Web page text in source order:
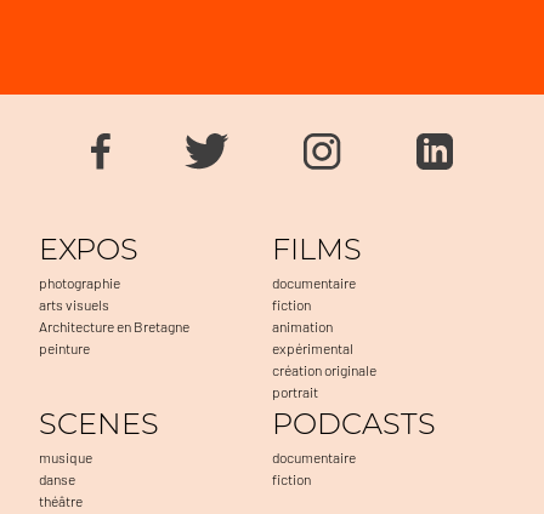
EXPOS
photographie
arts visuels
Architecture en Bretagne
peinture
FILMS
documentaire
fiction
animation
expérimental
création originale
portrait
SCENES
musique
danse
théâtre
PODCASTS
documentaire
fiction